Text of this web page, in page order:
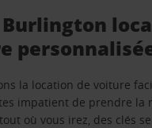
la location de voiture
impatient de prendre la
où vous irez, des clés